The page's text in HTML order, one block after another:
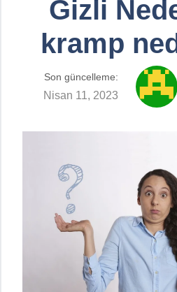
Gizli
kramp
Son güncelleme:
Nisan 11, 2023